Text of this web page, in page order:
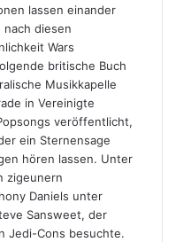
lassen einander
diesen
Wars
britische Buch
Musikkapelle
in Vereinigte
veröffentlicht,
ein Sternensage
hören lassen. Unter
zigeunern
Daniels unter
Sansweet, der
Jedi-Cons besuchte.